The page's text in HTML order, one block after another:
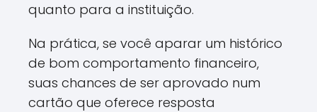
quanto para a instituição.
Na prática, se você aparar um histórico
de bom comportamento financeiro,
suas chances de ser aprovado num
cartão que oferece resposta